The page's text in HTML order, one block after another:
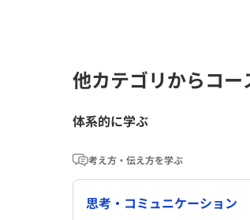
他カテゴリからコー
体系的に学ぶ
考え方・伝え方を学ぶ
思考・コミュニケーション